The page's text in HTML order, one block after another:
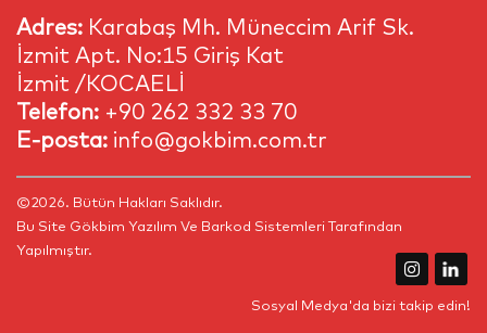
Adres: Karabaş Mh. Müneccim Arif Sk.
İzmit Apt. No:15 Giriş Kat
İzmit /KOCAELİ
Telefon: +90 262 332 33 70
E-posta: info@gokbim.com.tr
©2026. Bütün Hakları Saklıdır.
Bu Site Gökbim Yazılım Ve Barkod SistemleriTarafından
Yapılmıştır.
Sosyal Medya'da bizi takip edin!